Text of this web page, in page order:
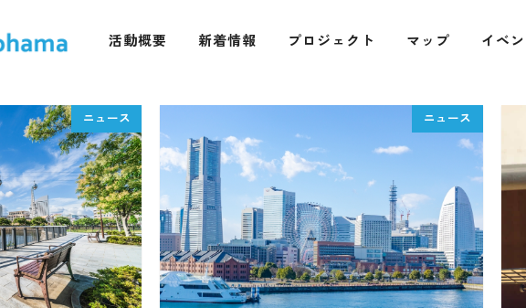
活動概要 新着情報 プロジェクト マップ イベ